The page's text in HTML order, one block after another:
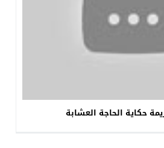
حكاية الحاجة العشابة